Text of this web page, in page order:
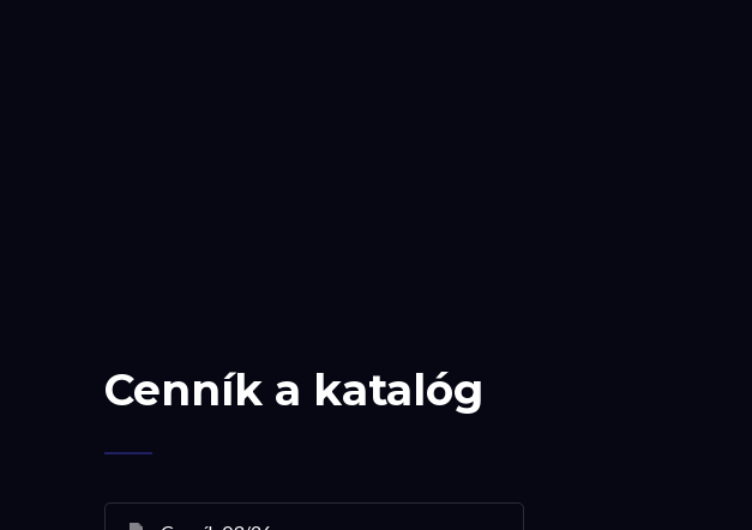
Cenník a katalóg